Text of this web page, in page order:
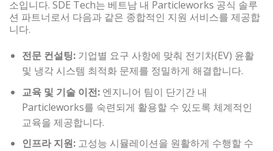
소입니다. SDE Tech는 베트남 내 Particleworks 공식 솔루
션 파트너로서 다음과 같은 종합적인 지원 서비스를 제공합
니다.
전문 컨설팅:기업별 요구 사항에 맞춰 전기차(EV) 윤활
및 냉각 시스템 최적화 문제를 정밀하게 해결합니다.
교육 및 기술 이전:엔지니어 팀이 단기간 내
Particleworks를 숙련되게 활용할 수 있도록 체계적인
교육을 제공합니다.
인프라 지원:고성능 시뮬레이션을 원활하게 수행할 수